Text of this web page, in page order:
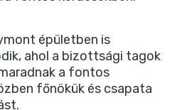
épületben is
ahol a bizottsági tagok
a fontos
főnökük és csapata